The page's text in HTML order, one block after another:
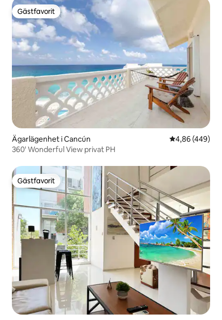
Gästfavorit
Gästfavorit
Ägarlägenhet i Cancún 4,86 av 5 i
4,86 (449)
360' Wonderful View privat PH
Gästfavorit
Gästfavorit